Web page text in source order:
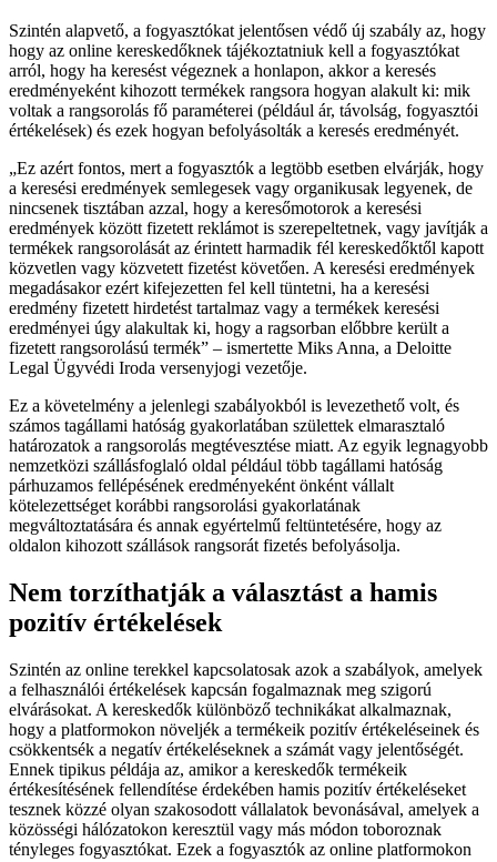
Szintén alapvető, a fogyasztókat jelentősen védő új szabály az, hogy
hogy az online kereskedőknek tájékoztatniuk kell a fogyasztókat
arról, hogy ha keresést végeznek a honlapon, akkor a keresés
eredményeként kihozott termékek rangsora hogyan alakult ki: mik
voltak a rangsorolás fő paraméterei (például ár, távolság, fogyasztói
értékelések) és ezek hogyan befolyásolták a keresés eredményét.
Ez azért fontos, mert a fogyasztók a legtöbb esetben elvárják, hogy
a keresési eredmények semlegesek vagy organikusak legyenek, de
nincsenek tisztában azzal, hogy a keresőmotorok a keresési
eredmények között fizetett reklámot is szerepeltetnek, vagy javítják a
termékek rangsorolását az érintett harmadik fél kereskedőktől kapott
közvetlen vagy közvetett fizetést követően. A keresési eredmények
megadásakor ezért kifejezetten fel kell tüntetni, ha a keresési
eredmény fizetett hirdetést tartalmaz vagy a termékek keresési
eredményei úgy alakultak ki, hogy a ragsorban előbbre került a
fizetett rangsorolású termék
– ismertette Miks Anna, a Deloitte
Legal Ügyvédi Iroda versenyjogi vezetője.
Ez a követelmény a jelenlegi szabályokból is levezethető volt, és
számos tagállami hatóság gyakorlatában születtek elmarasztaló
határozatok a rangsorolás megtévesztése miatt. Az egyik legnagyobb
nemzetközi szállásfoglaló oldal például több tagállami hatóság
párhuzamos fellépésének eredményeként önként vállalt
kötelezettséget korábbi rangsorolási gyakorlatának
megváltoztatására és annak egyértelmű feltüntetésére, hogy az
oldalon kihozott szállások rangsorát fizetés befolyásolja.
Nem torzíthatják a választást a hamis
pozitív értékelések
Szintén az online terekkel kapcsolatosak azok a szabályok, amelyek
a felhasználói értékelések kapcsán fogalmaznak meg szigorú
elvárásokat. A kereskedők különböző technikákat alkalmaznak,
hogy a platformokon növeljék a termékeik pozitív értékeléseinek és
csökkentsék a negatív értékeléseknek a számát vagy jelentőségét.
Ennek tipikus példája az, amikor a kereskedők termékeik
értékesítésének fellendítése érdekében hamis pozitív értékeléseket
tesznek közzé olyan szakosodott vállalatok bevonásával, amelyek a
közösségi hálózatokon keresztül vagy más módon toboroznak
tényleges fogyasztókat. Ezek a fogyasztók az online platformokon